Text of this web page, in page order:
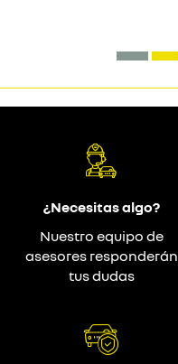
¿Necesitas algo?
Nuestro equipo de
asesores responderán
tus dudas